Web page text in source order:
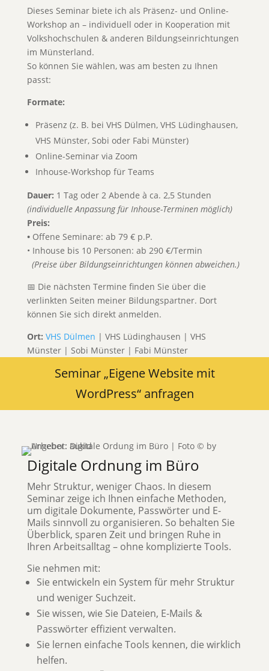
Dieses Seminar biete ich als Präsenz- und Online-
Workshop an – individuell oder in Kooperation mit
Volkshochschulen & anderen Bildungseinrichtungen
im Münsterland.
So können Sie wählen, was am besten zu Ihnen
passt:
Formate:
Präsenz (z. B. bei VHS Dülmen, VHS Lüdinghausen,
VHS Münster, Sobi oder Fabi Münster)
Online-Seminar via Zoom
Inhouse-Workshop für Teams
Dauer: 1 Tag oder 2 Abende à ca. 2,5 Stunden
(individuelle Anpassung für Inhouse-Terminen möglich)
Preis:
• Offene Seminare: ab 79 € p.P.
• Inhouse bis 10 Personen: ab 290 €/Termin
(Preise über Bildungseinrichtungen können abweichen.)
📅 Die nächsten Termine finden Sie über die
verlinkten Seiten meiner Bildungspartner. Dort
können Sie sich direkt anmelden.
Ort: VHS Dülmen | VHS Lüdinghausen | VHS
Münster | Sobi Münster | Fabi Münster
Seminar „Eigene Website mit
WordPress“ anfragen
Digitale Ordnung im Büro
Mehr Struktur, weniger Chaos. In diesem
Seminar zeige ich Ihnen einfache Methoden,
um digitale Dokumente, Passwörter und E-
Mails sinnvoll zu organisieren. So behalten Sie
Überblick, sparen Zeit und bringen Ruhe in
Ihren Arbeitsalltag – ohne komplizierte Tools.
Sie nehmen mit:
Sie entwickeln ein System für mehr Struktur
und weniger Suchzeit.
Sie wissen, wie Sie Dateien, E-Mails &
Passwörter effizient verwalten.
Sie lernen einfache Tools kennen, die wirklich
helfen.